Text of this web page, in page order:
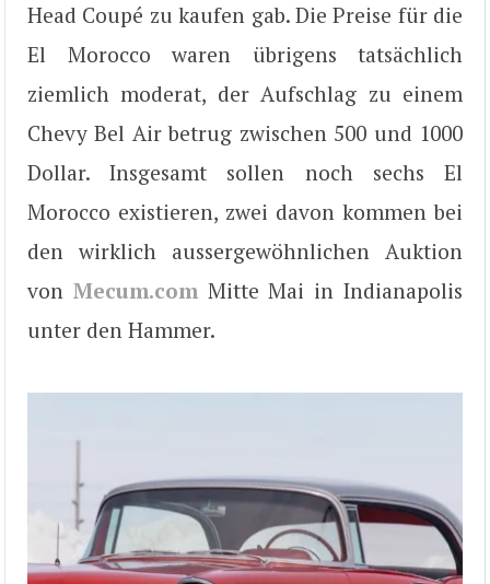
Head Coupé zu kaufen gab. Die Preise für die
El Morocco waren übrigens tatsächlich
ziemlich moderat, der Aufschlag zu einem
Chevy Bel Air betrug zwischen 500 und 1000
Dollar. Insgesamt sollen noch sechs El
Morocco existieren, zwei davon kommen bei
den wirklich aussergewöhnlichen Auktion
von Mecum.comMitte Mai in Indianapolis
unter den Hammer.